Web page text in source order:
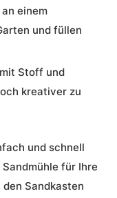
einem
und füllen
Stoff und
kreativer zu
und schnell
für Ihre
Sandkasten